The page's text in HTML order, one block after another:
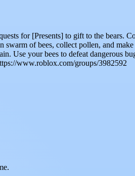
for [Presents] to gift to the bears.
of bees, collect pollen, and
Use your bees to defeat dangerous
www.roblox.com/groups/3982592